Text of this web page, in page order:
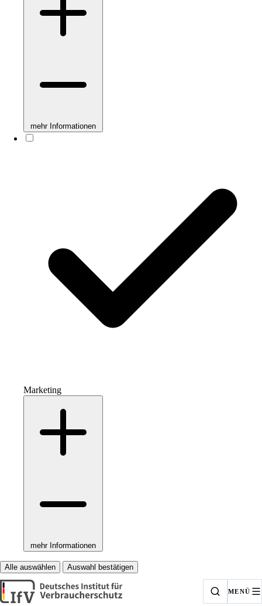
mehr Informationen
Marketing
mehr Informationen
Alle auswählen Auswahl bestätigen
MENÜ